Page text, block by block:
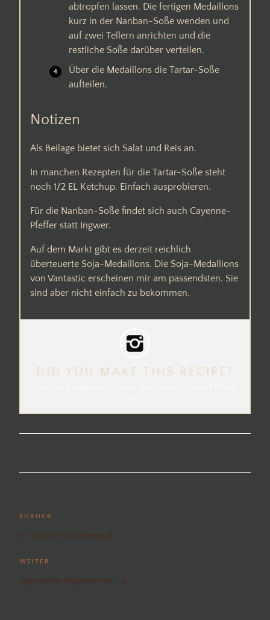
abtropfen lassen. Die fertigen Medaillons
kurz in der Nanban-Soße wenden und
auf zwei Tellern anrichten und die
restliche Soße darüber verteilen.
Über die Medaillons die Tartar-Soße
aufteilen.
Notizen
Als Beilage bietet sich Salat und Reis an.
In manchen Rezepten für die Tartar-Soße steht
noch 1/2 EL Ketchup. Einfach ausprobieren.
Für die Nanban-Soße findet sich auch Cayenne-
Pfeffer statt Ingwer.
Auf dem Markt gibt es derzeit reichlich
überteuerte Soja-Medaillons. Die Soja-Medallions
von Vantastic erscheinen mir am passendsten. Sie
sind aber nicht einfach zu bekommen.
DID YOU MAKE THIS RECIPE?
Beitragsnavigation
Vorheriger
Beitrag
ZURÜCK
Quiche Grundrezept
Nächster
Beitrag
WEITER
Japanische Mayonnaise